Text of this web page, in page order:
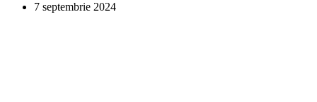
7 septembrie 2024